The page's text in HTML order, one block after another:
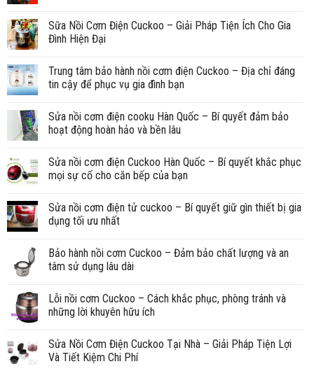
Sữa Nồi Cơm Điện Cuckoo – Giải Pháp Tiện Ích Cho Gia
Đình Hiện Đại
Trung tâm bảo hành nồi cơm điện Cuckoo – Địa chỉ đáng
tin cậy để phục vụ gia đình bạn
Sửa nồi cơm điện cooku Hàn Quốc – Bí quyết đảm bảo
hoạt động hoàn hảo và bền lâu
Sửa nồi cơm điện Cuckoo Hàn Quốc – Bí quyết khắc phục
mọi sự cố cho căn bếp của bạn
Sửa nồi cơm điện tử cuckoo – Bí quyết giữ gìn thiết bị gia
dụng tối ưu nhất
Bảo hành nồi cơm Cuckoo – Đảm bảo chất lượng và an
tâm sử dụng lâu dài
Lỗi nồi cơm Cuckoo – Cách khắc phục, phòng tránh và
những lời khuyên hữu ích
Sửa Nồi Cơm Điện Cuckoo Tại Nhà – Giải Pháp Tiện Lợi
Và Tiết Kiệm Chi Phí